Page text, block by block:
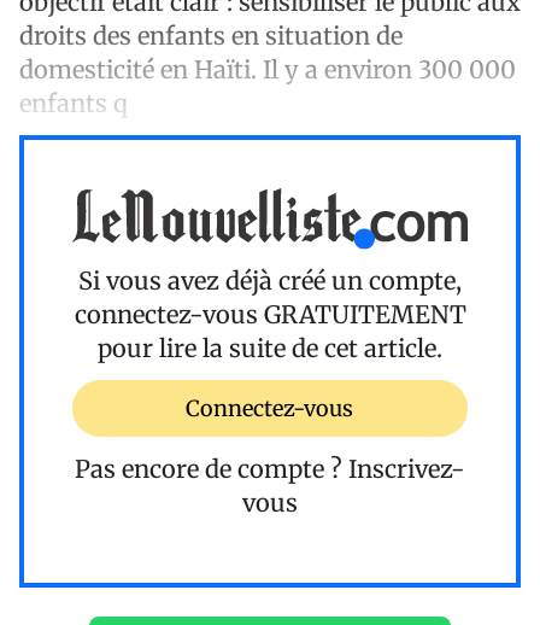
droits des enfants en situation de
domesticité en Haïti. Il y a environ 300 000
enfants q
Si vous avez déjà créé un compte,
connectez-vous GRATUITEMENT
pour lire la suite de cet article.
Connectez-vous
Pas encore de compte ? Inscrivez-
vous